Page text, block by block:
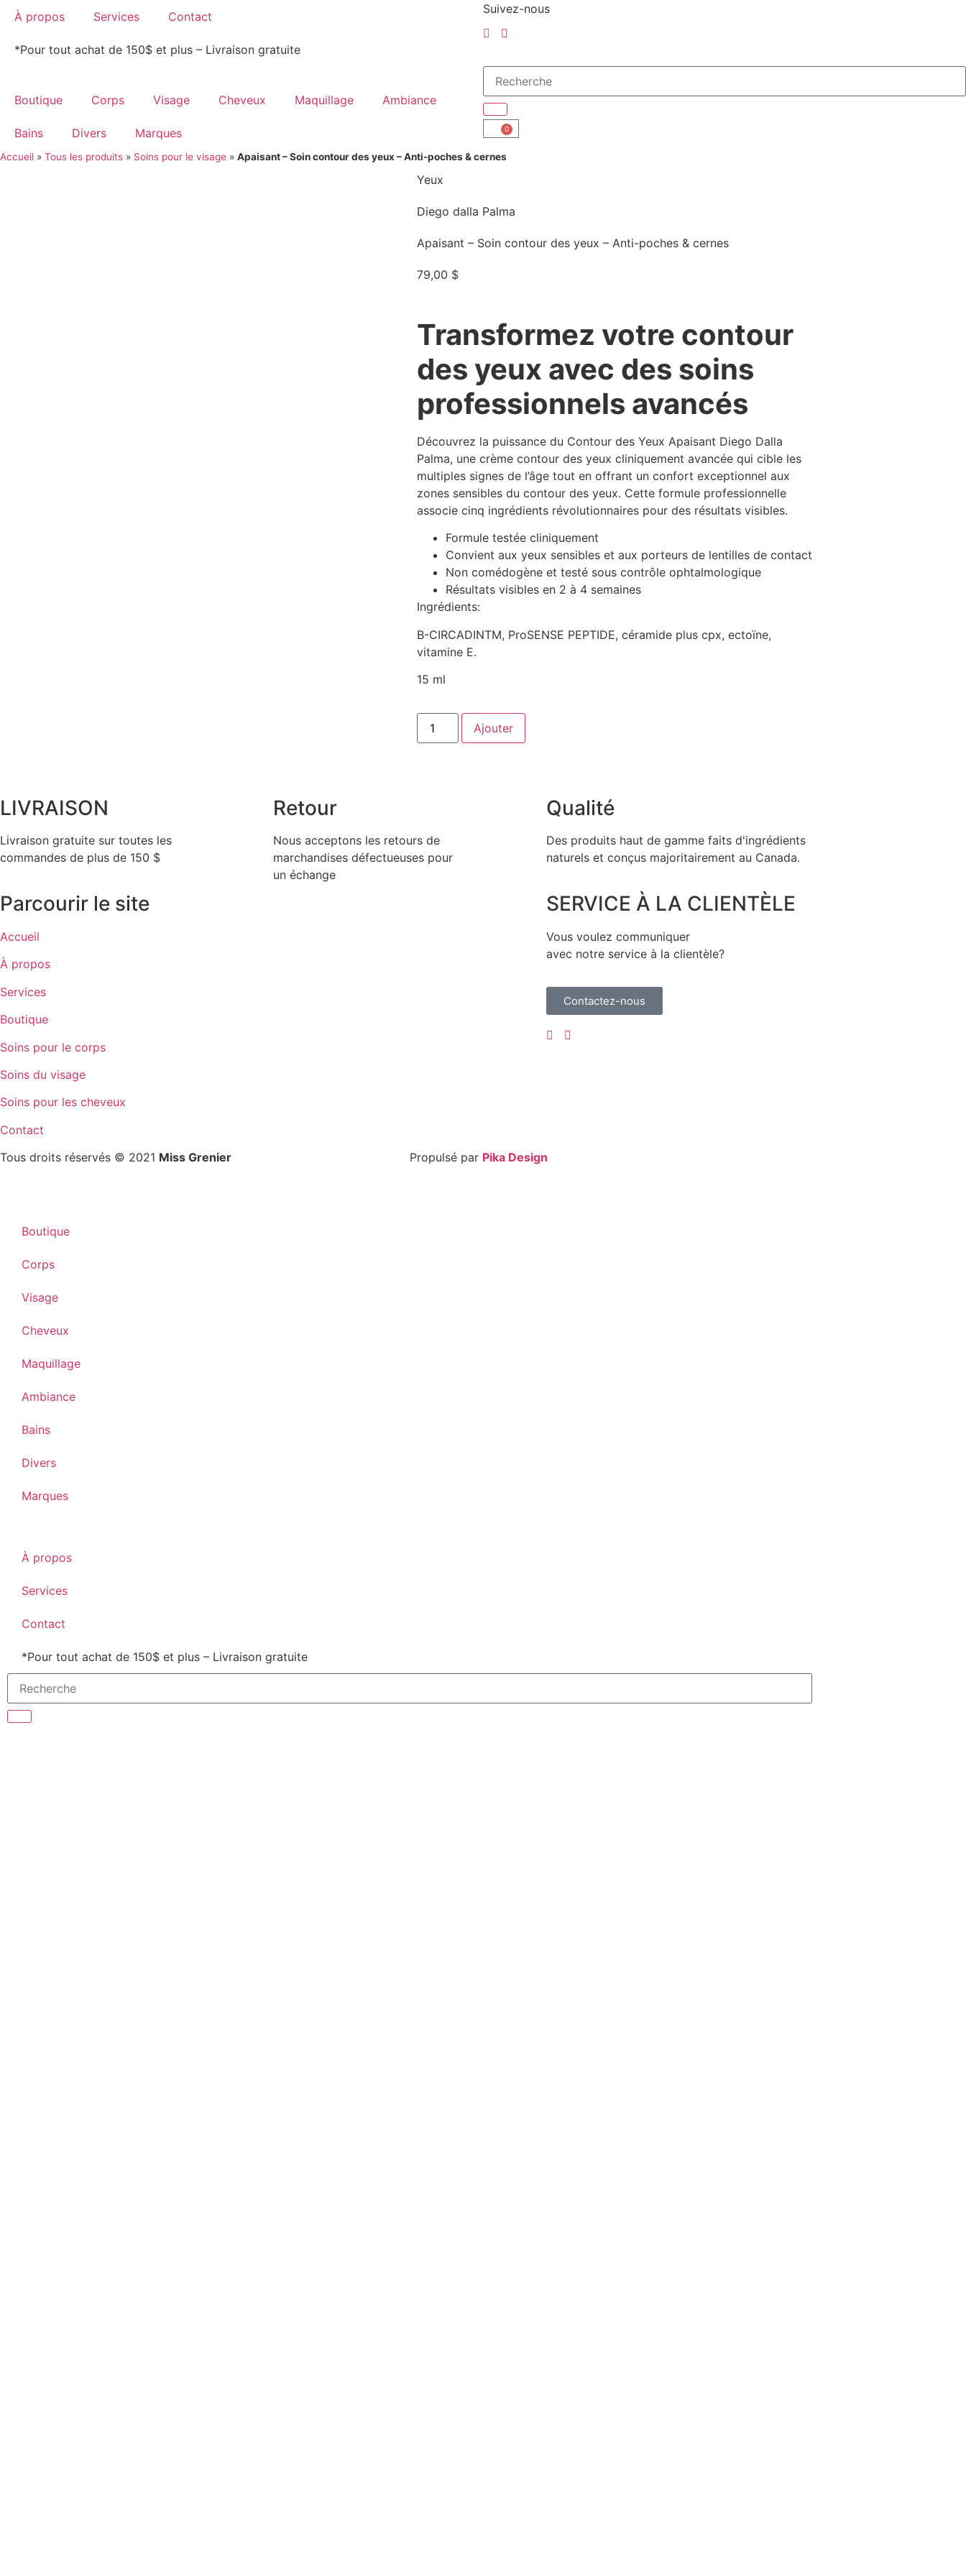
À propos Services Contact
*Pour tout achat de 150$ et plus – Livraison gratuite
Suivez-nous
Boutique Corps Visage Cheveux Maquillage Ambiance
Bains Divers Marques 0
Accueil » Tous les produits » Soins pour le visage » Apaisant – Soin contour des yeux – Anti-poches & cernes
Yeux
Diego dalla Palma
Apaisant – Soin contour des yeux – Anti-poches & cernes
79,00 $
Transformez votre contour
des yeux avec des soins
professionnels avancés
Découvrez la puissance du Contour des Yeux Apaisant Diego Dalla
Palma, une crème contour des yeux cliniquement avancée qui cible les
multiples signes de l’âge tout en offrant un confort exceptionnel aux
zones sensibles du contour des yeux. Cette formule professionnelle
associe cinq ingrédients révolutionnaires pour des résultats visibles.
Formule testée cliniquement
Convient aux yeux sensibles et aux porteurs de lentilles de contact
Non comédogène et testé sous contrôle ophtalmologique
Résultats visibles en 2 à 4 semaines
Ingrédients:
B-CIRCADINTM, ProSENSE PEPTIDE, céramide plus cpx, ectoïne,
vitamine E.
15 ml
Ajouter
LIVRAISON
Livraison gratuite sur toutes les
commandes de plus de 150 $
Retour
Nous acceptons les retours de
marchandises défectueuses pour
un échange
Qualité
Des produits haut de gamme faits d'ingrédients
naturels et conçus majoritairement au Canada.
Parcourir le site
Accueil
À propos
Services
Boutique
Soins pour le corps
Soins du visage
Soins pour les cheveux
Contact
SERVICE À LA CLIENTÈLE
Vous voulez communiquer
avec notre service à la clientèle?
Contactez-nous
Tous droits réservés © 2021 Miss Grenier Propulsé par Pika Design
Boutique
Corps
Visage
Cheveux
Maquillage
Ambiance
Bains
Divers
Marques
À propos
Services
Contact
*Pour tout achat de 150$ et plus – Livraison gratuite